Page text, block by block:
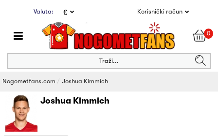
Valuta: € Korisnički račun
0
Traži...
Nogometfans.com Joshua Kimmich
Joshua Kimmich